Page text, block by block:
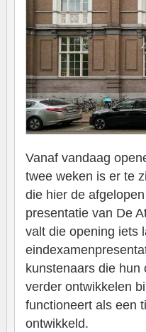
Vanaf vandaag
twee weken is er te
die hier de
presentatie van De
valt die opening iets
kunstenaars die
verder ontwikkelen
functioneert als een
ontwikkeld.